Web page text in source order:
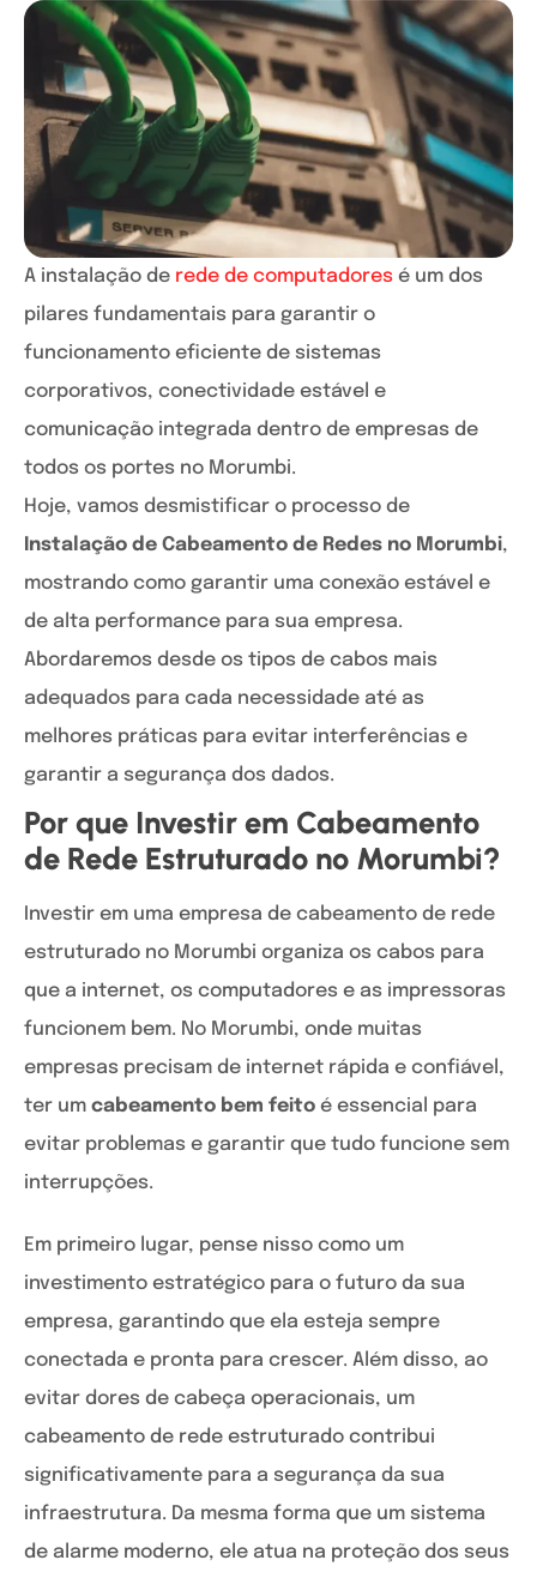
A instalação de rede de computadores é um dos
pilares fundamentais para garantir o
funcionamento eficiente de sistemas
corporativos, conectividade estável e
comunicação integrada dentro de empresas de
todos os portes no Morumbi.
Hoje, vamos desmistificar o processo de
Instalação de Cabeamento de Redes no Morumbi,
mostrando como garantir uma conexão estável e
de alta performance para sua empresa.
Abordaremos desde os tipos de cabos mais
adequados para cada necessidade até as
melhores práticas para evitar interferências e
garantir a segurança dos dados.
Por que Investir em Cabeamento
de Rede Estruturado no Morumbi?
Investir em uma empresa de cabeamento de rede
estruturado no Morumbi organiza os cabos para
que a internet, os computadores e as impressoras
funcionem bem. No Morumbi, onde muitas
empresas precisam de internet rápida e confiável,
ter um cabeamento bem feito é essencial para
evitar problemas e garantir que tudo funcione sem
interrupções.
Em primeiro lugar, pense nisso como um
investimento estratégico para o futuro da sua
empresa, garantindo que ela esteja sempre
conectada e pronta para crescer. Além disso, ao
evitar dores de cabeça operacionais, um
cabeamento de rede estruturado contribui
significativamente para a segurança da sua
infraestrutura. Da mesma forma que um sistema
de alarme moderno, ele atua na proteção dos seus